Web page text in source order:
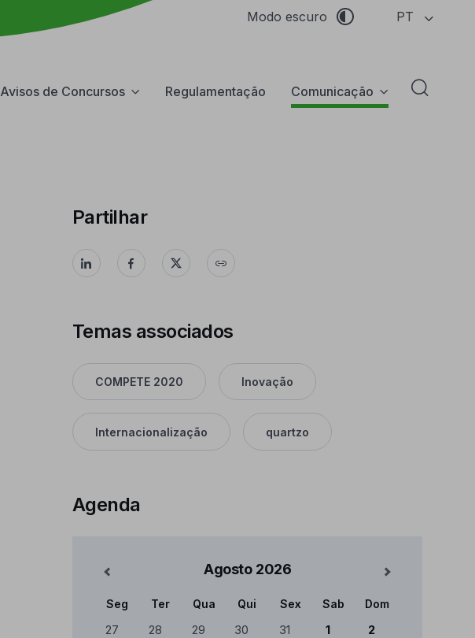
Modo escuro PT
Avisos de Concursos Regulamentação Comunicação Abrir
Partilhar
Temas associados
COMPETE 2020 Inovação
Internacionalização quartzo
Agenda
Agosto 2026
Mês Anterior Mês Seguinte
Calendário
Seg Ter Qua Qui Sex Sab Dom
27 28 29 30 31 1 2